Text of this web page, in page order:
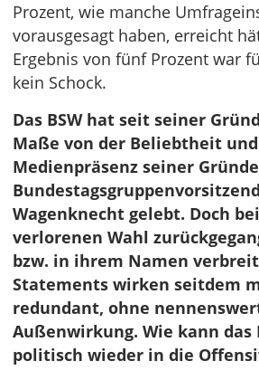
Prozent, wie manche
vorausgesagt haben, erreicht
Ergebnis von fünf Prozent war
kein Schock.
Das BSW hat seit seiner
Maße von der Beliebtheit
Medienpräsenz seiner
Wagenknecht gelebt. Doch
verlorenen Wahl
bzw. in ihrem Namen
Statements wirken seitdem
redundant, ohne
Außenwirkung. Wie kann das
politisch wieder in die